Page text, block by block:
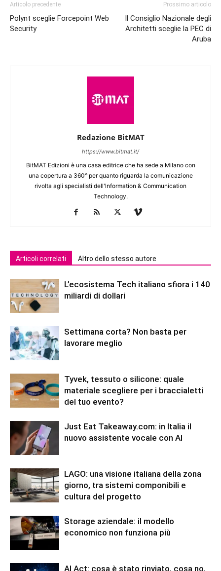
Articolo precedente
Polynt sceglie Forcepoint Web
Security
Prossimo articolo
Il Consiglio Nazionale degli
Architetti sceglie la PEC di
Aruba
Redazione BitMAT
https://www.bitmat.it/
BitMAT Edizioni è una casa editrice che ha sede a Milano con
una copertura a 360° per quanto riguarda la comunicazione
rivolta agli specialisti dell'lnformation & Communication
Technology.
Articoli correlati Altro dello stesso autore
L’ecosistema Tech italiano sfiora i 140
miliardi di dollari
Settimana corta? Non basta per
lavorare meglio
Tyvek, tessuto o silicone: quale
materiale scegliere per i braccialetti
del tuo evento?
Just Eat Takeaway.com: in Italia il
nuovo assistente vocale con AI
LAGO: una visione italiana della zona
giorno, tra sistemi componibili e
cultura del progetto
Storage aziendale: il modello
economico non funziona più
AI Act: cosa è stato rinviato, cosa no,